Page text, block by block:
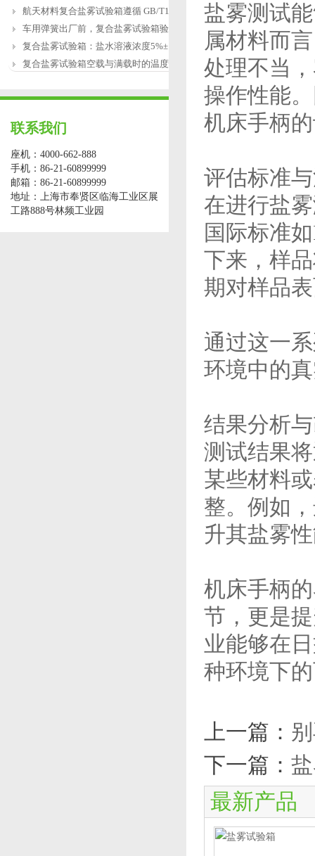
航天材料复合盐雾试验箱遵循 GB/T12967.3
车用弹簧出厂前，复合盐雾试验箱验证盐
复合盐雾试验箱：盐水溶液浓度5%±1%的配
复合盐雾试验箱空载与满载时的温度恢复
联系我们
座机：4000-662-888
手机：86-21-60899999
邮箱：86-21-60899999
地址：上海市奉贤区临海工业区展
工路888号林频工业园
盐雾测试
属材料而
处理不当
操作性能
机床手柄
评估标准
在进行盐
国际标准
下来，样
期对样品
通过这一
环境中的
结果分析
测试结果
某些材料
整。例如
升其盐雾
机床手柄
节，更是
业能够在
种环境下
上一篇：
下一篇：
最新产品